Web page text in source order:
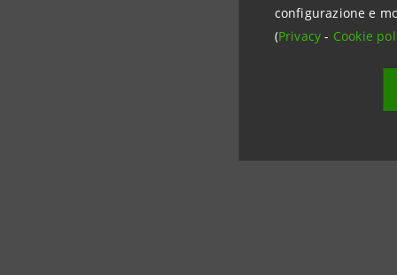
configurazione e
(Privacy- Cookie
Account
Come